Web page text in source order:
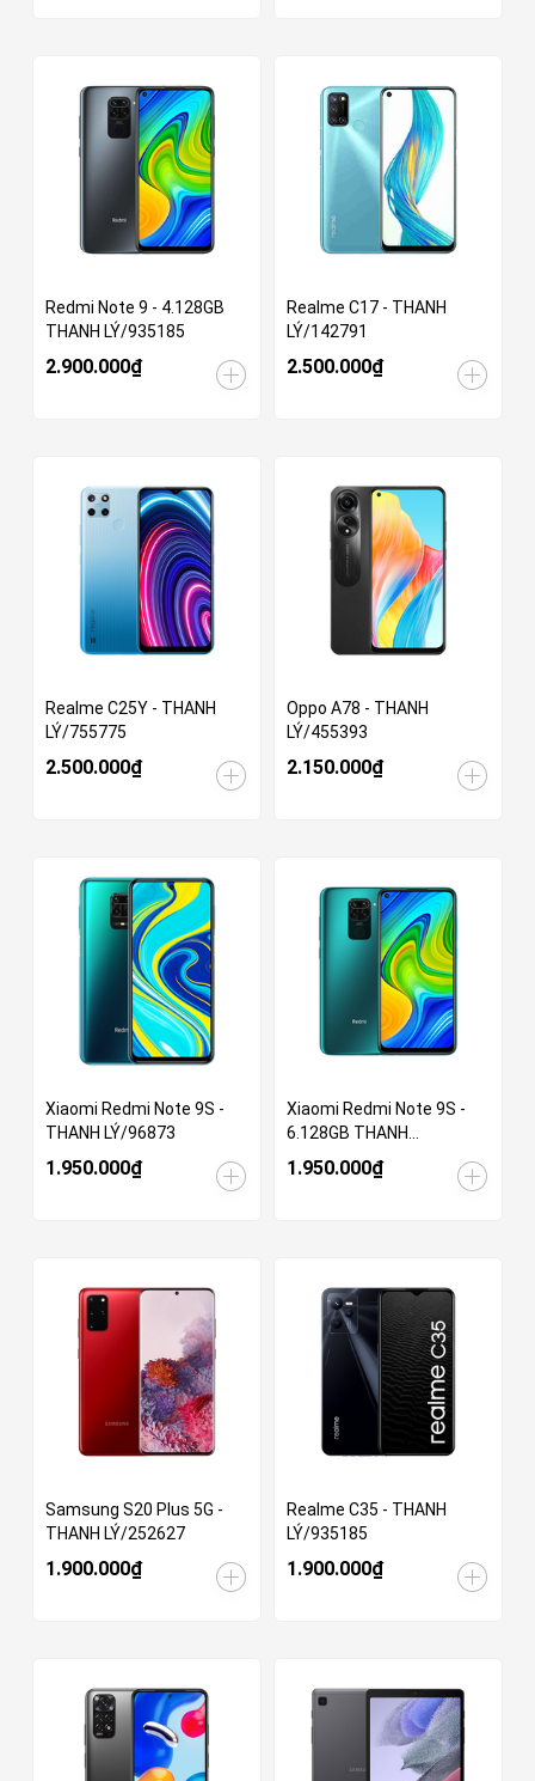
Redmi Note 9 - 4.128GB
THANH LÝ/935185
2.900.000₫
Realme C17 - THANH
LÝ/142791
2.500.000₫
Realme C25Y - THANH
LÝ/755775
2.500.000₫
Oppo A78 - THANH
LÝ/455393
2.150.000₫
Xiaomi Redmi Note 9S -
THANH LÝ/96873
1.950.000₫
Xiaomi Redmi Note 9S -
6.128GB THANH
LÝ/935185
1.950.000₫
Samsung S20 Plus 5G -
THANH LÝ/252627
1.900.000₫
Realme C35 - THANH
LÝ/935185
1.900.000₫